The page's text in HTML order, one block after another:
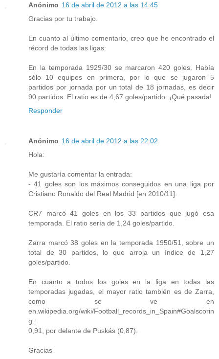
Anónimo 16 de abril de 2012 a las 14:45
Gracias por tu trabajo.
En cuanto al último comentario, creo que he encontrado el
récord de todas las ligas:
En la temporada 1929/30 se marcaron 420 goles. Había
sólo 10 equipos en primera, por lo que se jugaron 5
partidos por jornada por un total de 18 jornadas, es decir
90 partidos. El ratio es de 4,67 goles/partido. ¡Qué pasada!
Responder
Anónimo 16 de abril de 2012 a las 22:02
Hola:
Me gustaría comentar la entrada:
- 41 goles son los máximos conseguidos en una liga por
Cristiano Ronaldo del Real Madrid [en 2010/11].
CR7 marcó 41 goles en los 33 partidos que jugó esa
temporada. El ratio sería de 1,24 goles/partido.
Zarra marcó 38 goles en la temporada 1950/51, sobre un
total de 30 partidos, lo que arroja un índice de 1,27
goles/partido.
En cuanto a todos los goles en la liga en todas las
temporadas jugadas, el mayor ratio también es de Zarra,
como se ve en
en.wikipedia.org/wiki/Football_records_in_Spain#Goalscorin
g :
0,91, por delante de Puskás (0,87).
Gracias